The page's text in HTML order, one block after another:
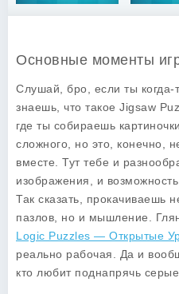
Основные моменты
Слушай, бро, если ты когда-
знаешь, что такое Jigsaw
где ты собираешь
сложного, но это, конечно,
вместе. Тут тебе и
изображения, и возможность
Так сказать, прокачиваешь
пазлов, но и мышление.
Logic Puzzles — Открытые
реально рабочая. Да и
кто любит поднапрячь серые